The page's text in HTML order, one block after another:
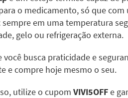
o medicamento, só que
sempre em uma temperatura
gelo ou refrigeração externa.
você busca praticidade e
e compre hoje mesmo o seu.
utilize o cupom VIVI5OFFe